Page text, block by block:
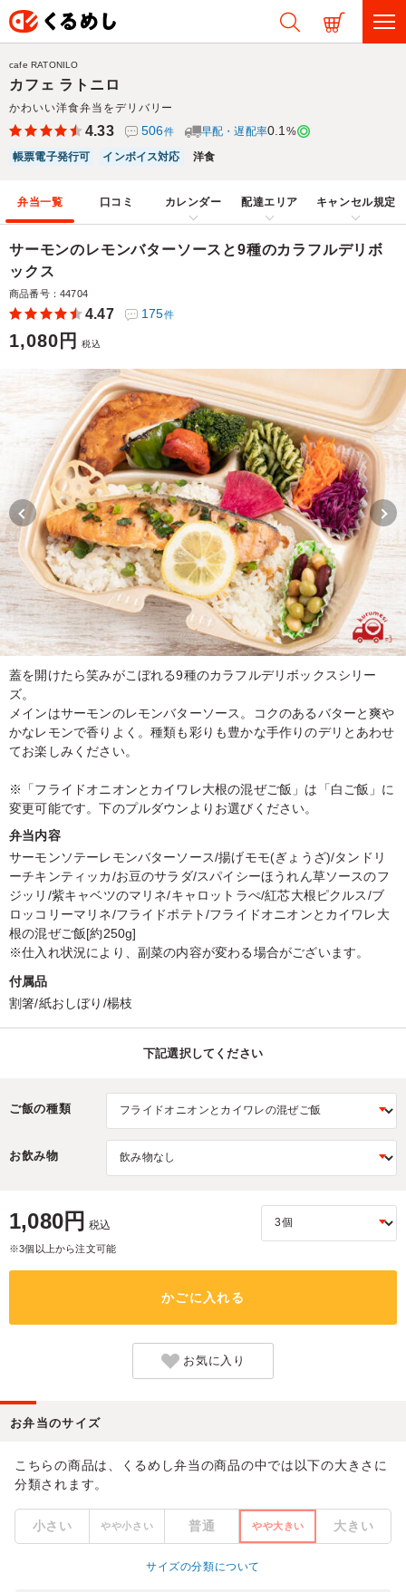
カフェ ラトニロ
かわいい洋食弁当をデリバリー
cafe RATONILO
4.33 506件 早配・遅配率0.1 %
帳票電子発行可
インボイス対応 洋食
弁当一覧 口コミ カレンダー 配達エリア キャンセル規定
サーモンのレモンバターソースと9種のカラフルデリボ
ックス
商品番号：44704
4.47 175件
1,080円 税込
蓋を開けたら笑みがこぼれる9種のカラフルデリボックスシリー
ズ。
メインはサーモンのレモンバターソース。コクのあるバターと爽や
かなレモンで香りよく。種類も彩りも豊かな手作りのデリとあわせ
てお楽しみください。
※「フライドオニオンとカイワレ大根の混ぜご飯」は「白ご飯」に
変更可能です。下のプルダウンよりお選びください。
弁当内容
サーモンソテーレモンバターソース/揚げモモ(ぎょうざ)/タンドリ
ーチキンティッカ/お豆のサラダ/スパイシーほうれん草ソースのフ
ジッリ/紫キャベツのマリネ/キャロットラぺ/紅芯大根ピクルス/ブ
ロッコリーマリネ/フライドポテト/フライドオニオンとカイワレ大
根の混ぜご飯[約250g]
※仕入れ状況により、副菜の内容が変わる場合がございます。
付属品
割箸/紙おしぼり/楊枝
下記選択してください
ご飯の種類
お飲み物
1,080円 税込
※3個以上から注文可能
かごに入れる
お気に入り
お弁当のサイズ
こちらの商品は、くるめし弁当の商品の中では以下の大きさに
分類されます。
小さい やや小さい 普通 やや大きい 大きい
サイズの分類について